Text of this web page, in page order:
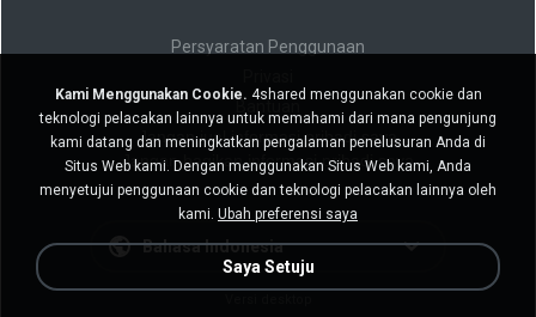
Persyaratan Penggunaan
Jangan jual informasi pribadi saya
Jangan bagikan informasi pribadi saya
Bahasa Indonesia
Kami Menggunakan Cookie. 4shared menggunakan cookie dan
teknologi pelacakan lainnya untuk memahami dari mana pengunjung
kami datang dan meningkatkan pengalaman penelusuran Anda di
Situs Web kami. Dengan menggunakan Situs Web kami, Anda
menyetujui penggunaan cookie dan teknologi pelacakan lainnya oleh
kami. Ubah preferensi saya
Saya Setuju